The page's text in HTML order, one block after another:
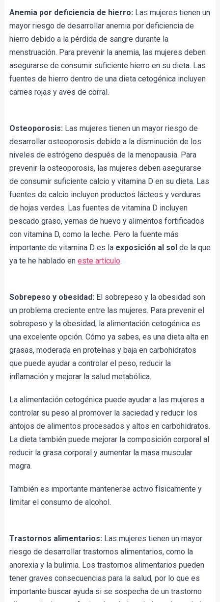
Anemia por deficiencia de hierro: Las mujeres tienen un
mayor riesgo de desarrollar anemia por deficiencia de
hierro debido a la pérdida de sangre durante la
menstruación. Para prevenir la anemia, las mujeres deben
asegurarse de consumir suficiente hierro en su dieta. Las
fuentes de hierro dentro de una dieta cetogénica incluyen
carnes rojas y aves de corral.
Osteoporosis: Las mujeres tienen un mayor riesgo de
desarrollar osteoporosis debido a la disminución de los
niveles de estrógeno después de la menopausia. Para
prevenir la osteoporosis, las mujeres deben asegurarse
de consumir suficiente calcio y vitamina D en su dieta. Las
fuentes de calcio incluyen productos lácteos y verduras
de hojas verdes. Las fuentes de vitamina D incluyen
pescado graso, yemas de huevo y alimentos fortificados
con vitamina D, como la leche. Pero la fuente más
importante de vitamina D es la exposición al sol de la que
ya te he hablado en este artículo.
Sobrepeso y obesidad: El sobrepeso y la obesidad son
un problema creciente entre las mujeres. Para prevenir el
sobrepeso y la obesidad, la alimentación cetogénica es
una excelente opción. Cómo ya sabes, es una dieta alta en
grasas, moderada en proteínas y baja en carbohidratos
que puede ayudar a controlar el peso, reducir la
inflamación y mejorar la salud metabólica.
La alimentación cetogénica puede ayudar a las mujeres a
controlar su peso al promover la saciedad y reducir los
antojos de alimentos procesados y altos en carbohidratos.
La dieta también puede mejorar la composición corporal al
reducir la grasa corporal y aumentar la masa muscular
magra.
También es importante mantenerse activo físicamente y
limitar el consumo de alcohol.
Trastornos alimentarios: Las mujeres tienen un mayor
riesgo de desarrollar trastornos alimentarios, como la
anorexia y la bulimia. Los trastornos alimentarios pueden
tener graves consecuencias para la salud, por lo que es
importante buscar ayuda si se sospecha de un trastorno